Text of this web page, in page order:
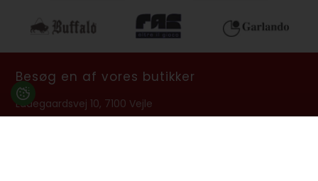
Besøg en af vores butikker
Ladegaardsvej 10, 7100 Vejle